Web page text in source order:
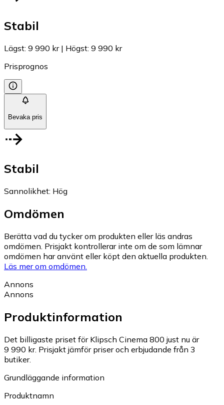
Stabil
Lägst: 9 990 kr| Högst: 9 990 kr
Prisprognos
Bevaka pris
Stabil
Sannolikhet: Hög
Omdömen
Berätta vad du tycker om produkten eller läs andras
omdömen. Prisjakt kontrollerar inte om de som lämnar
omdömen har använt eller köpt den aktuella produkten.
Läs mer om omdömen.
Annons
Annons
Produktinformation
Det billigaste priset för Klipsch Cinema 800 just nu är
9 990 kr. Prisjakt jämför priser och erbjudande från 3
butiker.
Grundläggande information
Produktnamn